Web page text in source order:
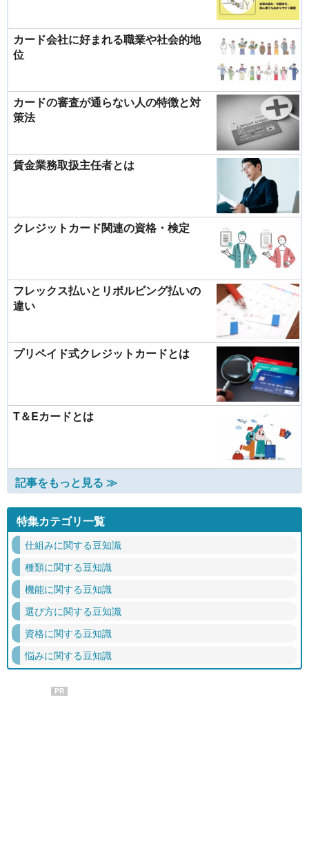
カード会社に好まれる職業や社会的地
位
カードの審査が通らない人の特徴と対
策法
賃金業務取扱主任者とは
クレジットカード関連の資格・検定
フレックス払いとリボルビング払いの
違い
プリペイド式クレジットカードとは
T＆Eカードとは
記事をもっと見る ≫
特集カテゴリ一覧
仕組みに関する豆知識
種類に関する豆知識
機能に関する豆知識
選び方に関する豆知識
資格に関する豆知識
悩みに関する豆知識
PR